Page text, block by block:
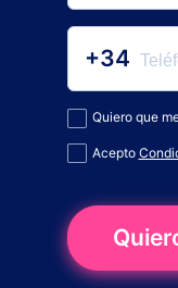
+34
Quiero que
Acepto